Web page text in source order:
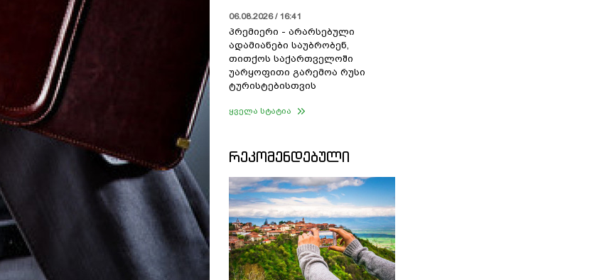
06.08.2026 / 16:41
პრემიერი - არარსებული
ადამიანები საუბრობენ,
თითქოს საქართველოში
უარყოფითი გარემოა რუსი
ტურისტებისთვის
ყველა სტატია
ᲠᲔᲙᲝᲛᲔᲜᲓᲔᲑᲣᲚᲘ